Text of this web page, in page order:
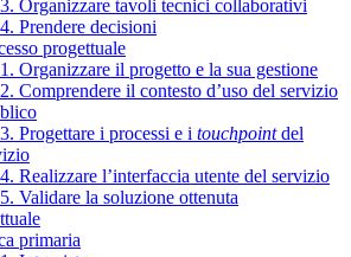
Organizzare tavoli tecnici collaborativi
Prendere decisioni
progettuale
Organizzare il progetto e la sua gestione
Comprendere il contesto d’uso del servizio
Progettare i processi e i touchpointdel
Realizzare l’interfaccia utente del servizio
Validare la soluzione ottenuta
primaria